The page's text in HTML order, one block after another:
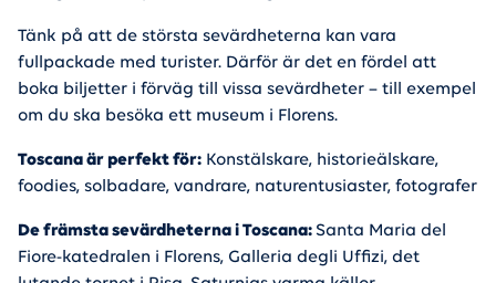
Tänk på att de största sevärdheterna kan vara
fullpackade med turister. Därför är det en fördel att
boka biljetter i förväg till vissa sevärdheter – till exempel
om du ska besöka ett museum i Florens.
Toscana är perfekt för: Konstälskare, historieälskare,
foodies, solbadare, vandrare, naturentusiaster, fotografer
De främsta sevärdheterna i Toscana:Santa Maria del
Fiore-katedralen i Florens, Galleria degli Uffizi, det